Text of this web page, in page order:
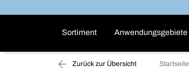
Sortiment Anwendungsgebiete
Zurück zur Übersicht Startseite